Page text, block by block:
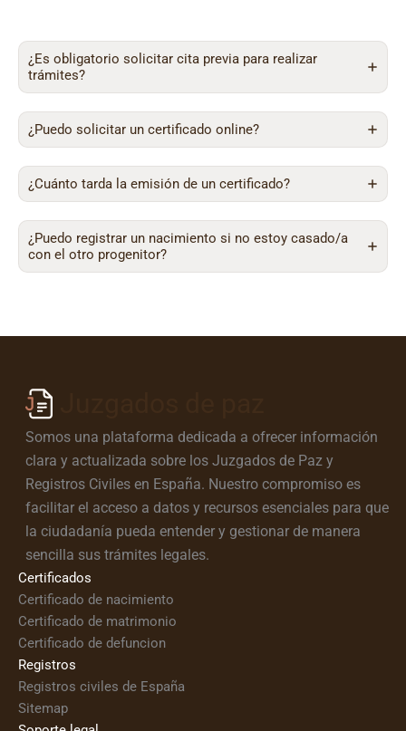
¿Es obligatorio solicitar cita previa para realizar
trámites?
¿Puedo solicitar un certificado online?
¿Cuánto tarda la emisión de un certificado?
¿Puedo registrar un nacimiento si no estoy casado/a
con el otro progenitor?
Somos una plataforma dedicada a ofrecer información
clara y actualizada sobre los Juzgados de Paz y
Registros Civiles en España. Nuestro compromiso es
facilitar el acceso a datos y recursos esenciales para que
la ciudadanía pueda entender y gestionar de manera
sencilla sus trámites legales.
Certificados
Certificado de nacimiento
Certificado de matrimonio
Certificado de defuncion
Registros
Registros civiles de España
Sitemap